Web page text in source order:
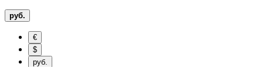
руб.
€
$
руб.